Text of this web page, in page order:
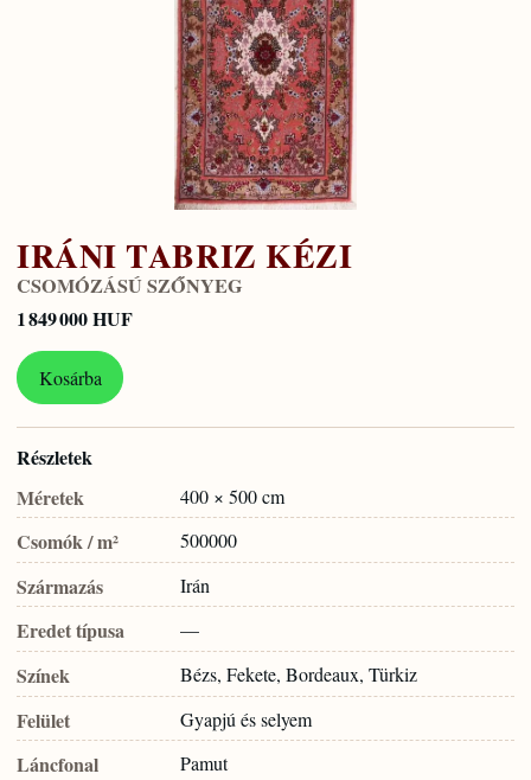
IRÁNI TABRIZ KÉZI
CSOMÓZÁSÚ SZŐNYEG
1 849 000 HUF
Kosárba
Részletek
Méretek
400 × 500 cm
Csomók / m² 500000
Származás Irán
Eredet típusa —
Színek Bézs, Fekete, Bordeaux, Türkiz
Felület Gyapjú és selyem
Láncfonal Pamut